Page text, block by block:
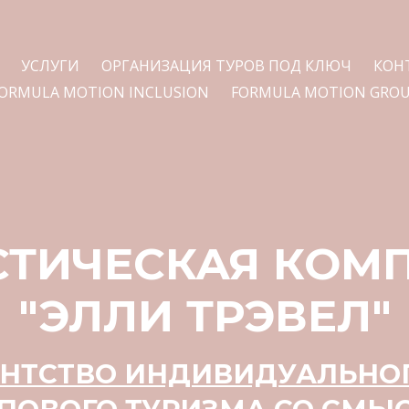
УСЛУГИ ОРГАНИЗАЦИЯ ТУРОВ ПОД КЛЮЧ
MOTION INCLUSION
FORMULA MOTION
"ЭЛЛИ ТРЭВЕЛ"